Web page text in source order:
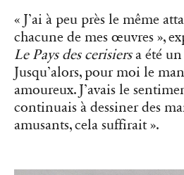
« J’ai à peu près le même
chacune de mes œuvres »,
Le Pays des cerisiersa été
Jusqu’alors, pour moi le
amoureux. J’avais le
continuais à dessiner des
amusants, cela suffirait ».